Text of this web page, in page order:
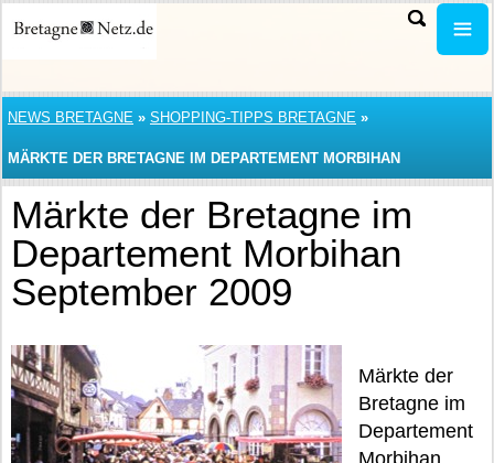
NEWS BRETAGNE » SHOPPING-TIPPS BRETAGNE »
MÄRKTE DER BRETAGNE IM DEPARTEMENT MORBIHAN
SEPTEMBER 2009
Märkte der Bretagne im
Departement Morbihan
September 2009
Märkte der
Bretagne im
Departement
Morbihan